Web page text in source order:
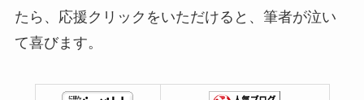
たら、応援クリックをいただけると、筆者が泣い
て喜びます。